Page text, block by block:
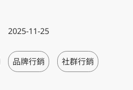
2025-11-25
品牌行銷 社群行銷